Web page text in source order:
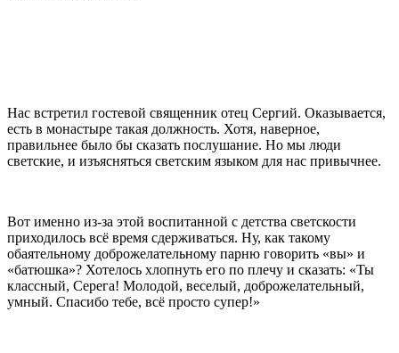
Нас встретил гостевой священник отец Сергий. Оказывается,
есть в монастыре такая должность. Хотя, наверное,
правильнее было бы сказать послушание. Но мы люди
светские, и изъясняться светским языком для нас привычнее.
Вот именно из-за этой воспитанной с детства светскости
приходилось всё время сдерживаться. Ну, как такому
обаятельному доброжелательному парню говорить «вы» и
«батюшка»? Хотелось хлопнуть его по плечу и сказать: «Ты
классный, Серега! Молодой, веселый, доброжелательный,
умный. Спасибо тебе, всё просто супер!»